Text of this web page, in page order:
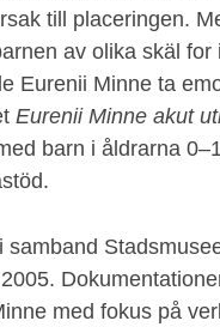
till placeringen.
av olika skäl
Eurenii Minne ta
Eurenii Minne akut
barn i åldrarna
samband
med fokus på